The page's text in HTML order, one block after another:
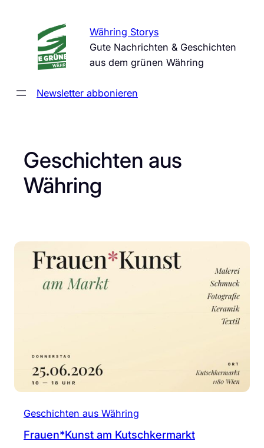
springen
Währing Storys
Gute Nachrichten & Geschichten
aus dem grünen Währing
Newsletter abbonieren
Geschichten aus
Währing
Geschichten aus Währing
Frauen*Kunst am Kutschkermarkt